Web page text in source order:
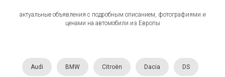
актуальные объявления с подробным описанием, фотографиями и
ценами на автомобили из Европы
Audi BMW Citroën Dacia DS